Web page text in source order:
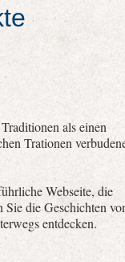
als einen
Trationen
Webseite, die
die Geschichten
entdecken.